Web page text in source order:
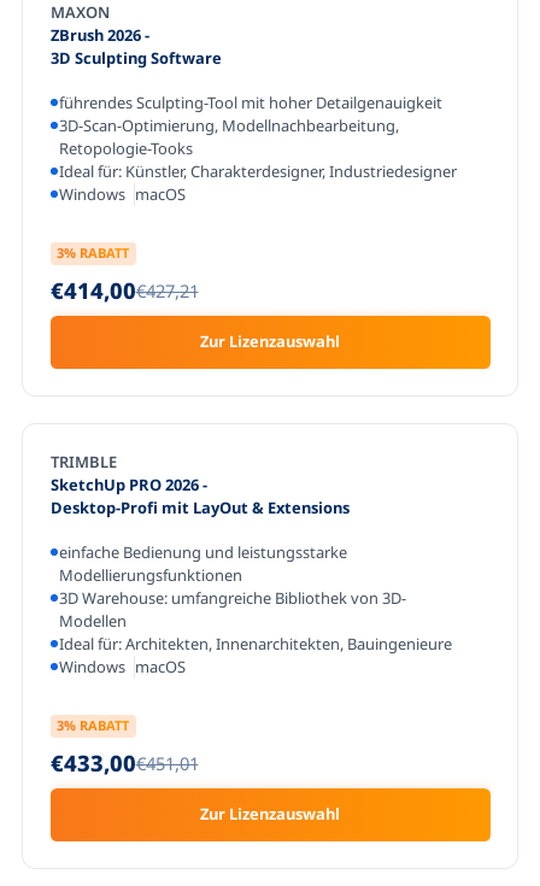
MAXON
ZBrush 2026-
3D Sculpting Software
führendes Sculpting-Tool mit hoher Detailgenauigkeit
3D-Scan-Optimierung, Modellnachbearbeitung,
Retopologie-Tooks
Ideal für: Künstler, Charakterdesigner, Industriedesigner
Windows macOS
3% RABATT
€414,00€427,21
Zur Lizenzauswahl
TRIMBLE
SketchUp PRO 2026-
Desktop-Profi mit LayOut & Extensions
einfache Bedienung und leistungsstarke
Modellierungsfunktionen
3D Warehouse: umfangreiche Bibliothek von 3D-
Modellen
Ideal für: Architekten, Innenarchitekten, Bauingenieure
Windows macOS
3% RABATT
€433,00€451,01
Zur Lizenzauswahl